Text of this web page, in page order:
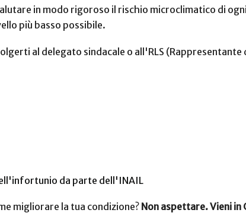
in modo rigoroso il rischio microclimatico di
più basso possibile.
al delegato sindacale o all'RLS (Rappresentante
da parte dell'INAIL
migliorare la tua condizione? Non aspettare. Vieni in